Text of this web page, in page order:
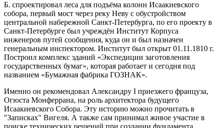
Б. спроектировал леса для подъёма колонн Исаакиевского
собора, первый мост через реку Неву с обустройством
центральной набережной Санкт-Петербурга, по его проекту в
Санкт-Петербурге был учреждён Институт Корпуса
инженеров путей сообщения, куда он и был назначен
генеральным инспектором. Институт был открыт 01.11.1810 г.
Построил комплекс зданий «Экспедиции заготовления
государственных бумаг», которая работает и сегодня под
названием «Бумажная фабрика ГОЗНАК».
Именно он рекомендовал Александру I приезжего француза,
Огюста Монферрана, на роль архитектора будущего
Исаакиевского Собора. Эту историю можно прочитать в
"Записках" Вигеля. А также сам принимал живое участие в